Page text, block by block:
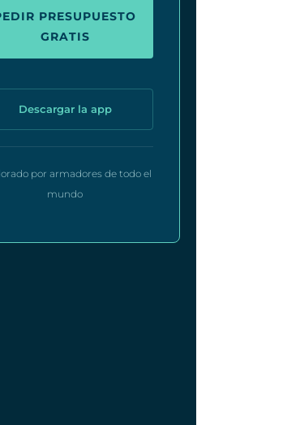
PRESUPUESTO
GRATIS
Descargar la app
por armadores de todo el
mundo